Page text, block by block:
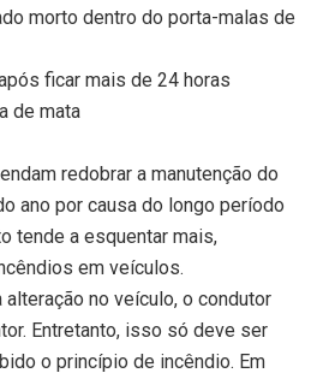
morto dentro do porta-malas de
ficar mais de 24 horas
de mata
redobrar a manutenção do
ano por causa do longo período
tende a esquentar mais,
em veículos.
no veículo, o condutor
Entretanto, isso só deve ser
o princípio de incêndio. Em